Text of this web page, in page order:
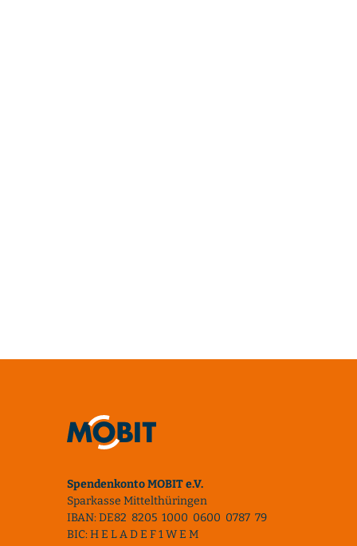
Spendenkonto MOBIT e.V.
Sparkasse Mittelthüringen
IBAN: DE82 8205 1000 0600 0787 79
BIC: H E L A D E F 1 W E M